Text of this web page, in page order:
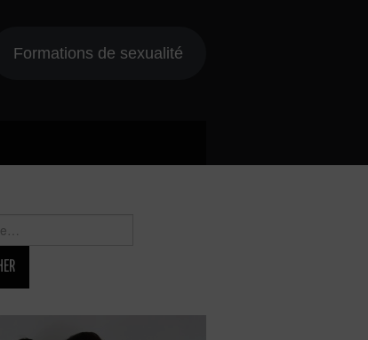
Formations de sexualité